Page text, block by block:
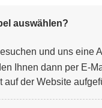
auswählen?
und uns eine
Ihnen dann per E-
der Website